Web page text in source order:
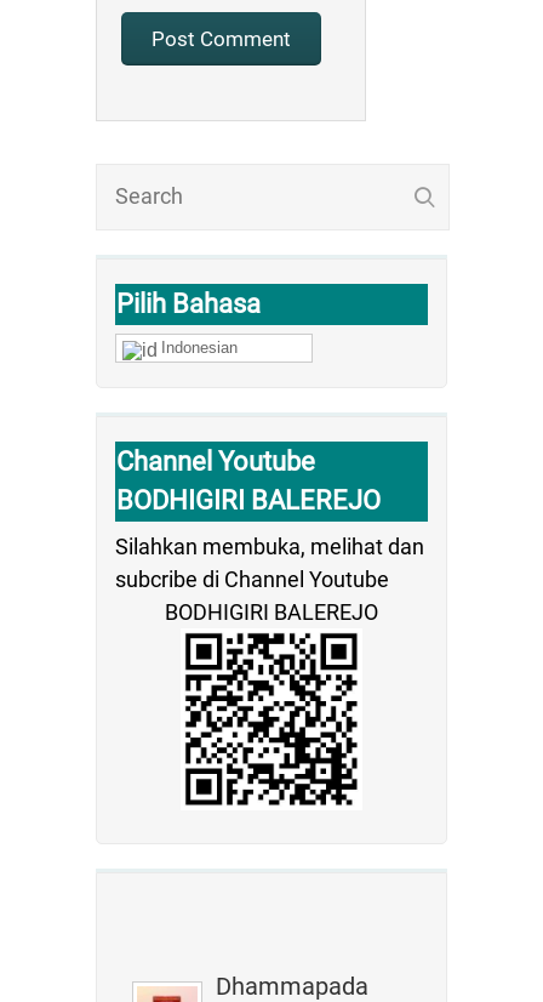
Pilih Bahasa
Indonesian
Channel Youtube
BODHIGIRI BALEREJO
Silahkan membuka, melihat dan
subcribe di Channel Youtube
BODHIGIRI BALEREJO
Dhammapada